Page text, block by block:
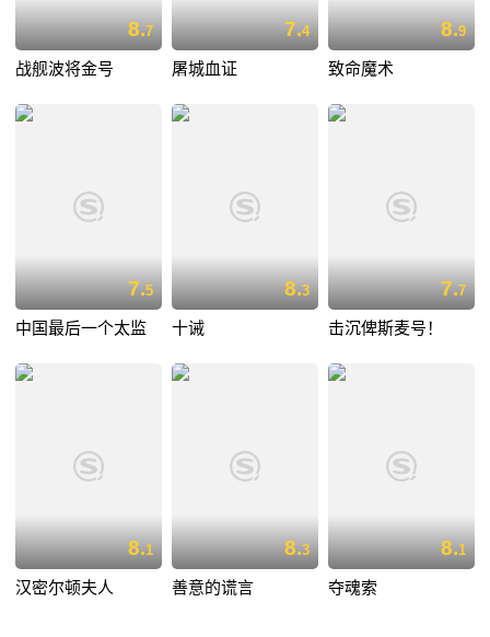
8.7
战舰波将金号
7.4
屠城血证
8.9
致命魔术
7.5
中国最后一个太监
8.3
十诫
7.7
击沉俾斯麦号！
8.1
汉密尔顿夫人
8.3
善意的谎言
8.1
夺魂索